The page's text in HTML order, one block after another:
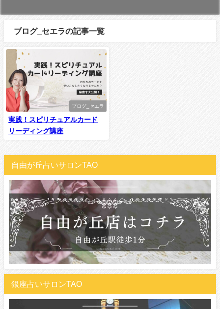
ブログ_セエラの記事一覧
ブログ_セエラ
実践！スピリチュアルカード
リーディング講座
自由が丘占いサロンTAO
銀座占いサロンTAO